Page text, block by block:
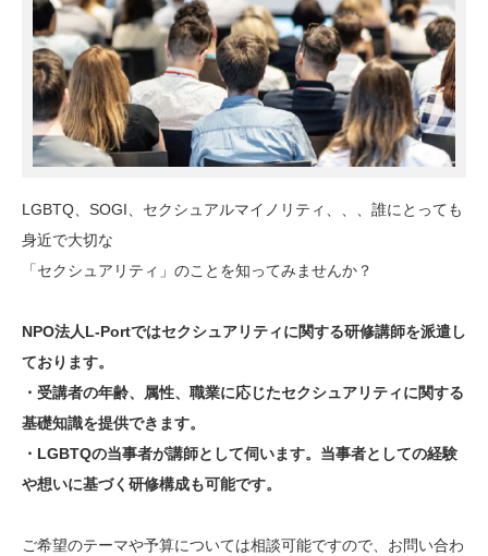
LGBTQ、SOGI、セクシュアルマイノリティ、、、誰にとっても
身近で大切な
「セクシュアリティ」のことを知ってみませんか？
NPO法人L-Portではセクシュアリティに関する研修講師を派遣し
ております。
・受講者の年齢、属性、職業に応じたセクシュアリティに関する
基礎知識を提供できます。
・LGBTQの当事者が講師として伺います。当事者としての経験
や想いに基づく研修構成も可能です。
ご希望のテーマや予算については相談可能ですので、お問い合わ